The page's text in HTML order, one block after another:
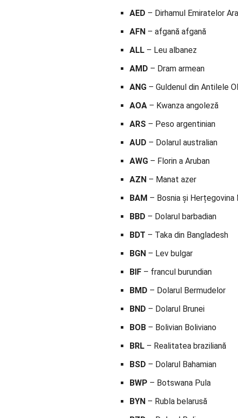
AED – Dirhamul Emiratelor
AFN – afgană afgană
ALL – Leu albanez
AMD – Dram armean
ANG – Guldenul din Antilele
AOA – Kwanza angoleză
ARS – Peso argentinian
AUD – Dolarul australian
AWG – Florin a Aruban
AZN – Manat azer
BAM – Bosnia și
BBD – Dolarul barbadian
BDT – Taka din Bangladesh
BGN – Lev bulgar
BIF – francul burundian
BMD – Dolarul Bermudelor
BND – Dolarul Brunei
BOB – Bolivian Boliviano
BRL – Realitatea braziliană
BSD – Dolarul Bahamian
BWP – Botswana Pula
BYN – Rubla belarusă